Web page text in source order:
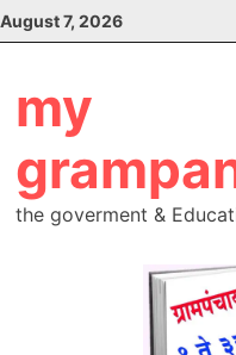
Skip
to
August 7, 2026
my
the goverment &